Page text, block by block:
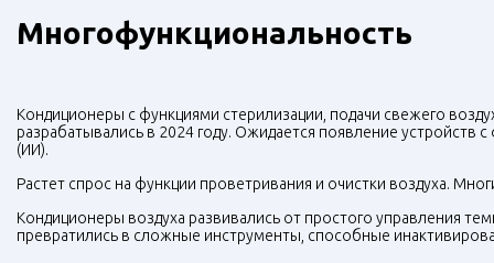
Многофункциональность
Кондиционеры с функциями стерилизации, подачи свежего
разрабатывались в 2024 году. Ожидается появление устройств
(ИИ).
Растет спрос на функции проветривания и очистки воздуха.
Кондиционеры воздуха развивались от простого управления
превратились в сложные инструменты, способные